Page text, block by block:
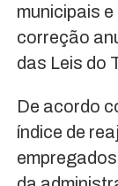
municipais
correção
das Leis do
De acordo
índice de